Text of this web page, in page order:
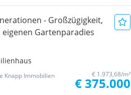
- Großzügigkeit,
Gartenparadies
Knapp Immobilien
€ 1.973,68/m²
€ 375.000